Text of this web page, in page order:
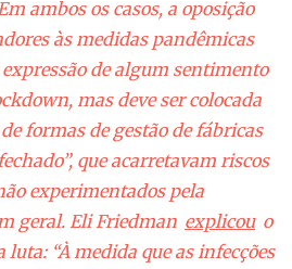
ambos os casos, a oposição
às medidas pandêmicas
de algum sentimento
, mas deve ser colocada
formas de gestão de fábricas
que acarretavam riscos
experimentados pela
geral. Eli Friedman explicou o
luta: “À medida que as infecções